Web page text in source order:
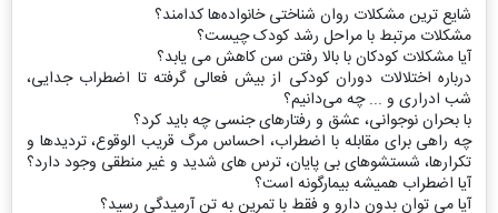
شایع ترین مشکلات روان شناختی خانواده‌ها کدامند؟
مشکلات مرتبط با مراحل رشد کودک چیست؟
آیا مشکلات کودکان با بالا رفتن سن کاهش می یابد؟
درباره اختلالات دوران کودکی از بیش فعالی گرفته تا اضطراب جدایی،
شب ادراری و ... چه می‌دانیم؟
با بحران نوجوانی، عشق و رفتارهای جنسی چه باید کرد؟
چه راهی برای مقابله با اضطراب، احساس مرگ قریب الوقوع، تردیدها و
تکرارها، شستشوهای بی پایان، ترس های شدید و غیر منطقی وجود دارد؟
آیا اضطراب همیشه بیمارگونه است؟
آیا می توان بدون دارو و فقط با تمرین به تن آرمیدگی رسید؟